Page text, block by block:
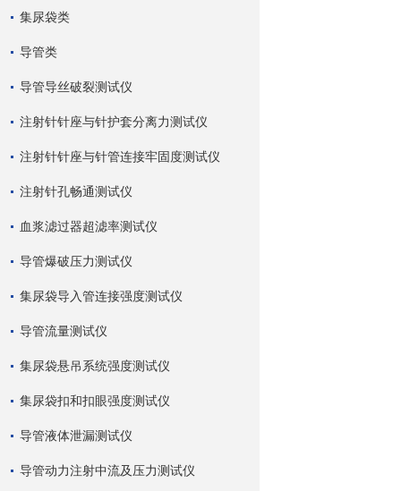
集尿袋类
导管类
导管导丝破裂测试仪
注射针针座与针护套分离力测试仪
注射针针座与针管连接牢固度测试仪
注射针孔畅通测试仪
血浆滤过器超滤率测试仪
导管爆破压力测试仪
集尿袋导入管连接强度测试仪
导管流量测试仪
集尿袋悬吊系统强度测试仪
集尿袋扣和扣眼强度测试仪
导管液体泄漏测试仪
导管动力注射中流及压力测试仪